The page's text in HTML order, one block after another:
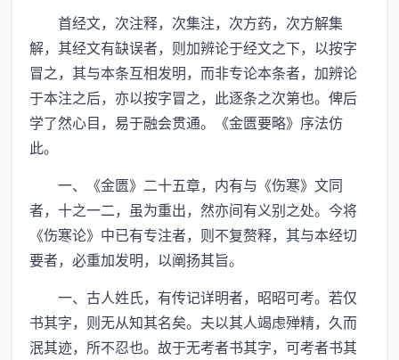
首经文，次注释，次集注，次方药，次方解集
解，其经文有缺误者，则加辨论于经文之下，以按字
冒之，其与本条互相发明，而非专论本条者，加辨论
于本注之后，亦以按字冒之，此逐条之次第也。俾后
学了然心目，易于融会贯通。《金匮要略》序法仿
此。
一、《金匮》二十五章，内有与《伤寒》文同
者，十之一二，虽为重出，然亦间有义别之处。今将
《伤寒论》中已有专注者，则不复赘释，其与本经切
要者，必重加发明，以阐扬其旨。
一、古人姓氏，有传记详明者，昭昭可考。若仅
书其字，则无从知其名矣。夫以其人竭虑殚精，久而
泯其迹，所不忍也。故于无考者书其字，可考者书其